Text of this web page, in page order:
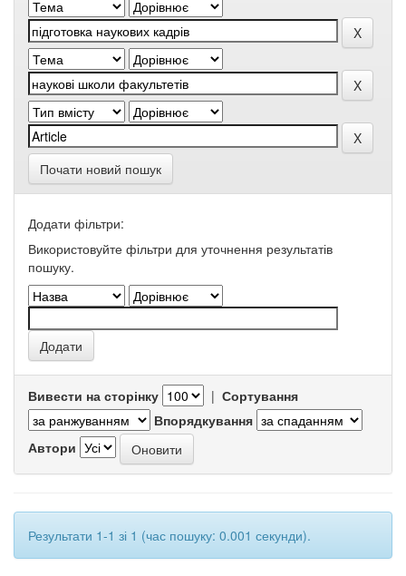
Почати новий пошук
Додати фільтри:
Використовуйте фільтри для уточнення результатів
пошуку.
Вивести на сторінку | Сортування
Впорядкування
Автори
Результати 1-1 зі 1 (час пошуку: 0.001 секунди).